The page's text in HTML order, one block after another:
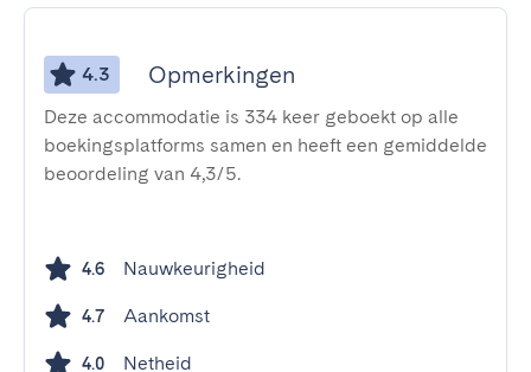
4.3 Opmerkingen
Deze accommodatie is 334 keer geboekt op alle
boekingsplatforms samen en heeft een gemiddelde
beoordeling van 4,3/5.
4.6 Nauwkeurigheid
4.7 Aankomst
4.0 Netheid